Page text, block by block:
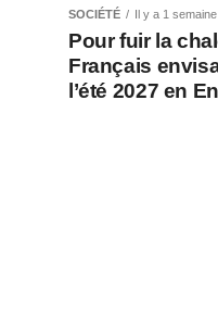
SOCIÉTÉ Il y a 1 semaine
Pour fuir la
Français
l’été 2027 en